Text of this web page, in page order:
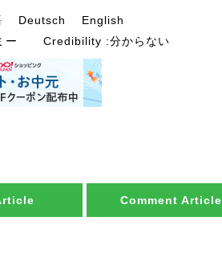
Deutsch
English
ー Credibility 分からない
Comment Article